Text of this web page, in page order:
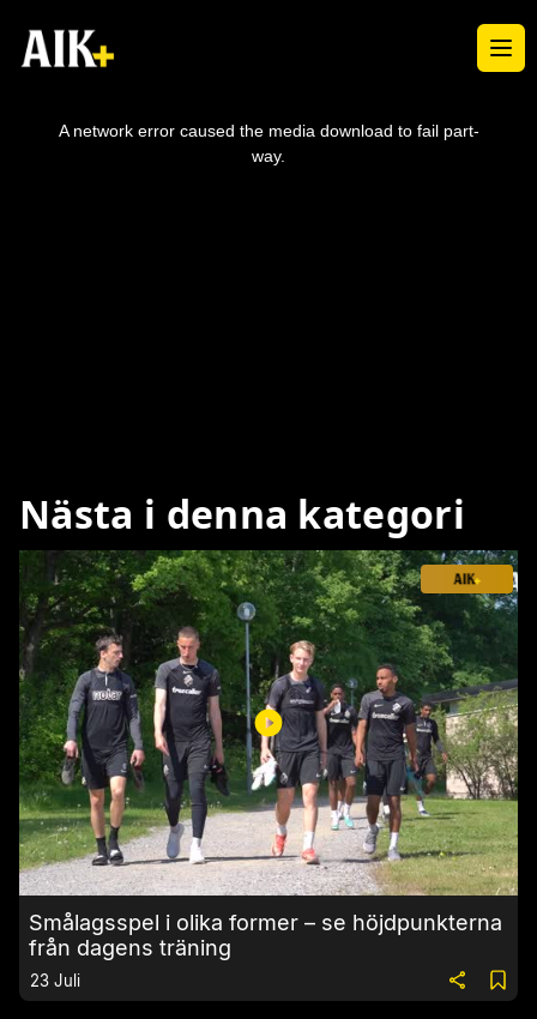
A network error caused the media download to fail part-
way.
Nästa i denna kategori
Smålagsspel i olika former – se höjdpunkterna
från dagens träning
23 Juli